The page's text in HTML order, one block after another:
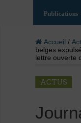
Publications
Accueil /
belges
lettre ouverte
ACTUS